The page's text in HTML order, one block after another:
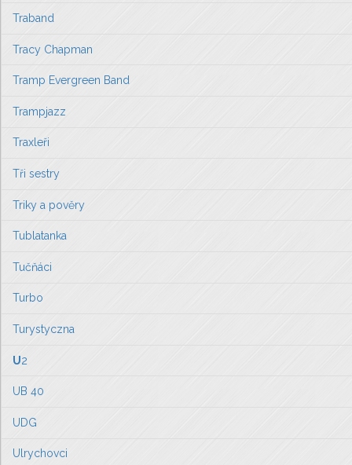
Traband
Tracy Chapman
Tramp Evergreen Band
Trampjazz
Traxleři
Tři sestry
Triky a pověry
Tublatanka
Tučňáci
Turbo
Turystyczna
U2
UB 40
UDG
Ulrychovci